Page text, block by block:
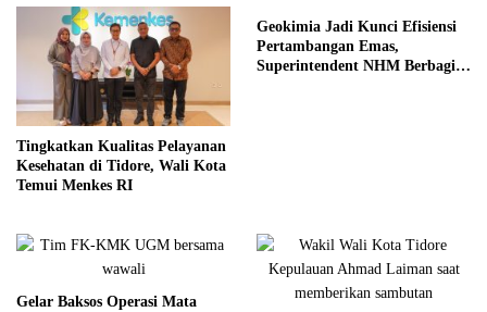
Tingkatkan Kualitas Pelayanan
Kesehatan di Tidore, Wali Kota
Temui Menkes RI
Geokimia Jadi Kunci Efisiensi
Pertambangan Emas,
Superintendent NHM Berbagi
Gelar Baksos Operasi Mata